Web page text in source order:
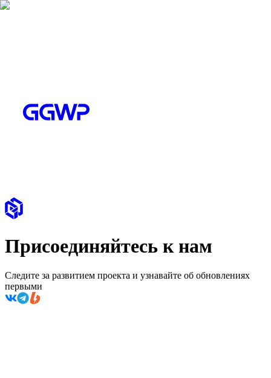
Присоединяйтесь к нам
Следите за развитием проекта и узнавайте об обновлениях
первыми